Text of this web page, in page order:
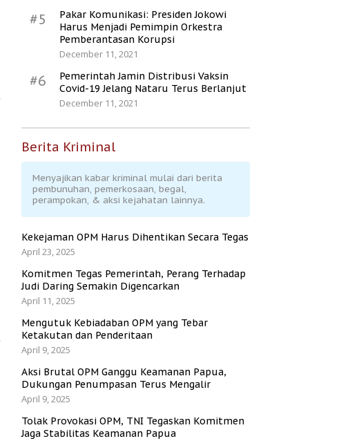
#5
Pakar Komunikasi: Presiden Jokowi
Harus Menjadi Pemimpin Orkestra
Pemberantasan Korupsi
December 11, 2021
#6
Pemerintah Jamin Distribusi Vaksin
Covid-19 Jelang Nataru Terus Berlanjut
December 11, 2021
Berita Kriminal
Menyajikan kabar kriminal mulai dari berita
pembunuhan, pemerkosaan, begal,
perampokan, & aksi kejahatan lainnya.
Kekejaman OPM Harus Dihentikan Secara Tegas
April 23, 2025
Komitmen Tegas Pemerintah, Perang Terhadap
Judi Daring Semakin Digencarkan
April 11, 2025
Mengutuk Kebiadaban OPM yang Tebar
Ketakutan dan Penderitaan
April 9, 2025
Aksi Brutal OPM Ganggu Keamanan Papua,
Dukungan Penumpasan Terus Mengalir
April 9, 2025
Tolak Provokasi OPM, TNI Tegaskan Komitmen
Jaga Stabilitas Keamanan Papua